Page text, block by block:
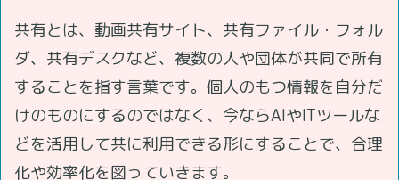
共有とは、動画共有サイト、共有ファイル・フォル
ダ、共有デスクなど、複数の人や団体が共同で所有
することを指す言葉です。個人のもつ情報を自分だ
けのものにするのではなく、今ならAIやITツールな
どを活用して共に利用できる形にすることで、合理
化や効率化を図っていきます。